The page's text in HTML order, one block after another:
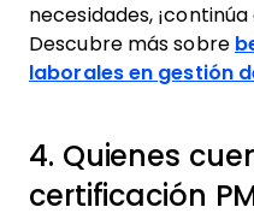
necesidades,
Descubre más sobre
laborales en gestión
4. Quienes
certificación